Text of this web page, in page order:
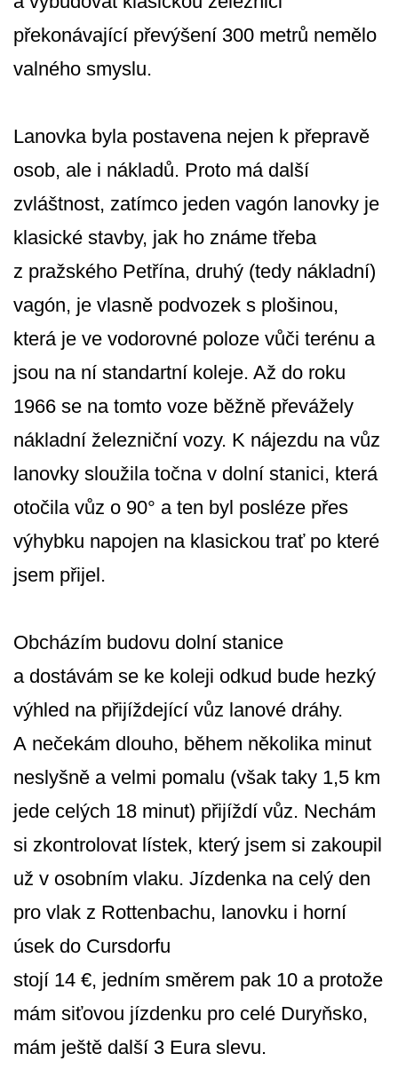
překonávající převýšení 300 metrů nemělo
valného smyslu.
Lanovka byla postavena nejen k přepravě
osob, ale i nákladů. Proto má další
zvláštnost, zatímco jeden vagón lanovky je
klasické stavby, jak ho známe třeba
z pražského Petřína, druhý (tedy nákladní)
vagón, je vlasně podvozek s plošinou,
která je ve vodorovné poloze vůči terénu a
jsou na ní standartní koleje. Až do roku
1966 se na tomto voze běžně převážely
nákladní železniční vozy. K nájezdu na vůz
lanovky sloužila točna v dolní stanici, která
otočila vůz o 90° a ten byl posléze přes
výhybku napojen na klasickou trať po které
jsem přijel.
Obcházím budovu dolní stanice
a dostávám se ke koleji odkud bude hezký
výhled na přijíždející vůz lanové dráhy.
A nečekám dlouho, během několika minut
neslyšně a velmi pomalu (však taky 1,5 km
jede celých 18 minut) přijíždí vůz. Nechám
si zkontrolovat lístek, který jsem si zakoupil
už v osobním vlaku. Jízdenka na celý den
pro vlak z Rottenbachu, lanovku i horní
úsek do Cursdorfu
stojí 14 €, jedním směrem pak 10 a protože
mám siťovou jízdenku pro celé Duryňsko,
mám ještě další 3 Eura slevu.